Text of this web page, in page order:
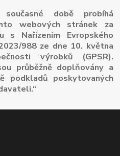
době probíhá
webových stránek za
s Nařízením Evropského
988 ze dne 10. května
výrobků (GPSR).
průběžně doplňovány a
podkladů poskytovaných